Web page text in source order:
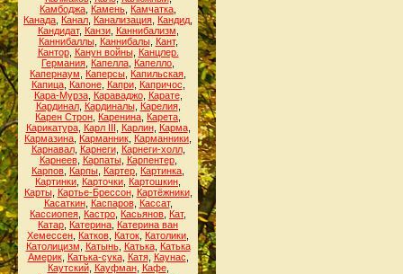
Камбоджа Камень Камчатка
Канада Канал Канализация Кандид
Кандидат, Канзи, Каннибализм
Каннибаллы, Каннибалы, Кант,
Кантор, Канун войны, Канцлер.
Германия Капелла Капелло
Капернаум
Каперсы Капильская
Капица, Капоне, Капри, Капричос
Кара-Мурза, Караваджо, Карате,
Кардинал, Кардиналы, Карелия,
Карен Строн Каренина Карета
Карикатура, Карл III Карлин, Карма,
Кармазина Карманник Карманники
Карнавал, Карнеги, Карнеги-холл,
Карнеев, Карпаты, Карпентер,
Карпов Карпы Картер Картинка
Картинки Карточки Картошкин
Карты, Картье-Брессон, Картёжники,
Касаткин, Каспаров, Кассат,
Кассиопея Кастро Касьянов Кат,
Катар Катерина Катерина ван
Хемессен Катков Каток Католики
Католицизм
Катынь, Катька, Катька
Америк, Катька-сука, Катя, Каунас
Каутский, Кауфман, Кафе,